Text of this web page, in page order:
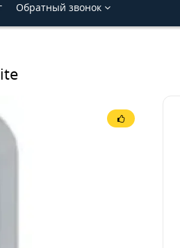
Обратный звонок